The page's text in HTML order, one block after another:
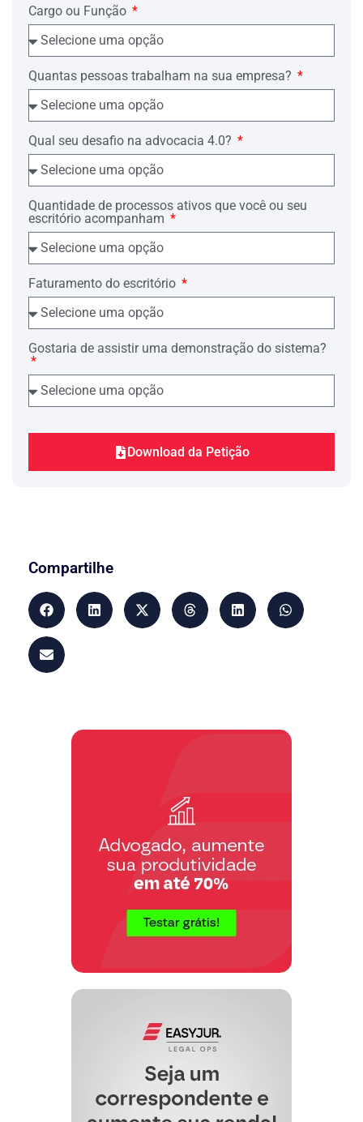
Cargo ou Função
Quantas pessoas trabalham na sua empresa?
Qual seu desafio na advocacia 4.0?
Quantidade de processos ativos que você ou seu
escritório acompanham
Faturamento do escritório
Gostaria de assistir uma demonstração do sistema?
Download da Petição
Compartilhe